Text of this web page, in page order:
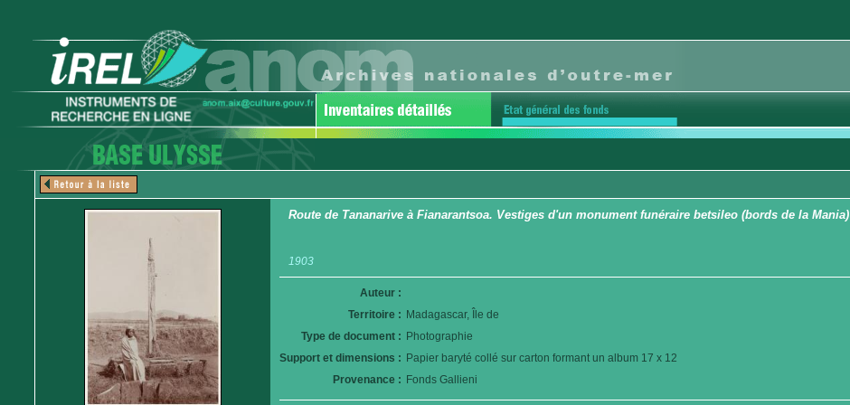
Route de Tananarive à Fianarantsoa. Vestiges d'un monument funéraire betsileo (bords de la Mania)
1903
Auteur :
Territoire : Madagascar, Île de
Type de document : Photographie
Support et dimensions : Papier baryté collé sur carton formant un album 17 x 12
Provenance : Fonds Gallieni